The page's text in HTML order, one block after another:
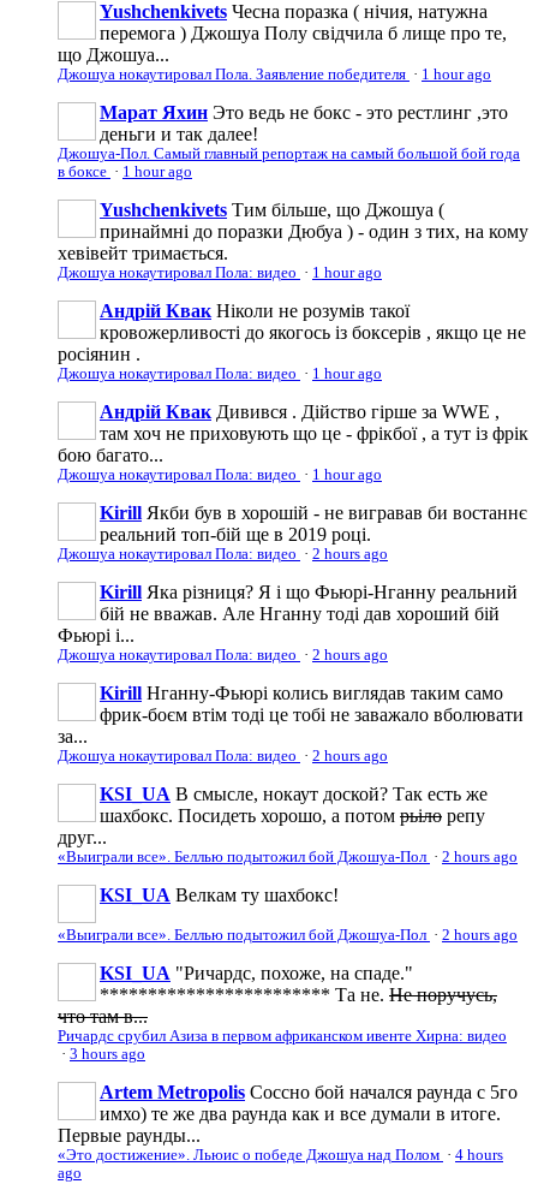
Yushchenkivets Чесна поразка ( нічия, натужна
перемога ) Джошуа Полу свідчила б лище про те,
що Джошуа...
Джошуа нокаутировал Пола. Заявление победителя · 1 hour ago
Марат Яхин Это ведь не бокс - это рестлинг ,это
деньги и так далее!
Джошуа-Пол. Самый главный репортаж на самый большой бой года
в боксе · 1 hour ago
Yushchenkivets Тим більше, що Джошуа (
принаймні до поразки Дюбуа ) - один з тих, на кому
хевівейт тримається.
Джошуа нокаутировал Пола: видео · 1 hour ago
Андрій Квак Ніколи не розумів такої
кровожерливості до якогось із боксерів , якщо це не
росіянин .
Джошуа нокаутировал Пола: видео · 1 hour ago
Андрій Квак Дивився . Дійство гірше за WWE ,
там хоч не приховують що це - фрікбої , а тут із фрік
бою багато...
Джошуа нокаутировал Пола: видео · 1 hour ago
Kirill Якби був в хорошій - не вигравав би востаннє
реальний топ-бій ще в 2019 році.
Джошуа нокаутировал Пола: видео · 2 hours ago
Kirill Яка різниця? Я і що Фьюрі-Нганну реальний
бій не вважав. Але Нганну тоді дав хороший бій
Фьюрі і...
Джошуа нокаутировал Пола: видео · 2 hours ago
Kirill Нганну-Фьюрі колись виглядав таким само
фрик-боєм втім тоді це тобі не заважало вболювати
за...
Джошуа нокаутировал Пола: видео · 2 hours ago
KSI_UA В смысле, нокаут доской? Так есть же
шахбокс. Посидеть хорошо, а потом рьіло репу
друг...
«Выиграли все». Беллью подытожил бой Джошуа-Пол · 2 hours ago
KSI_UA Велкам ту шахбокс!
«Выиграли все». Беллью подытожил бой Джошуа-Пол · 2 hours ago
KSI_UA "Ричардс, похоже, на спаде."
************************ Та не. Не поручусь,
что там в...
Ричардс срубил Азиза в первом африканском ивенте Хирна: видео
· 3 hours ago
Artem Metropolis Соссно бой начался раунда с 5го
имхо) те же два раунда как и все думали в итоге.
Первые раунды...
«Это достижение». Льюис о победе Джошуа над Полом · 4 hours
ago